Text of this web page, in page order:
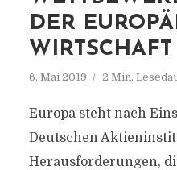
DER
6. Mai 2019 2 Min.
Europa steht nach
Deutschen
Herausforderungen,